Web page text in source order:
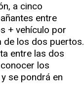
a cinco
entre
+ vehículo por
de los dos puertos.
entre las dos
los
se pondrá en